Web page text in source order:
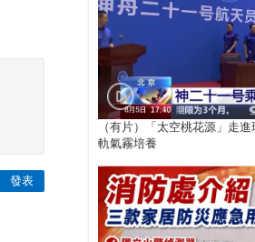
發表
（有片）「太空桃花源」走
軌氣霧培養